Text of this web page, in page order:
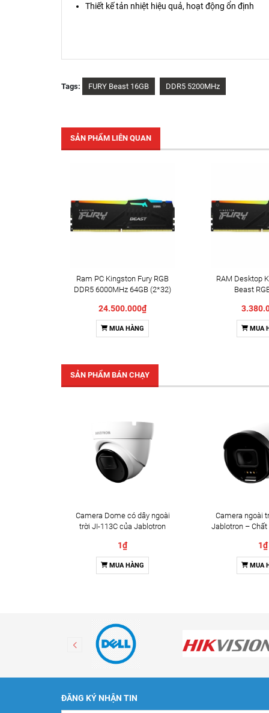
Thiết kế tản nhiệt hiệu quả, hoạt động ổn định
Tags: FURY Beast 16GB DDR5 5200MHz
SẢN PHẨM LIÊN QUAN
Ram PC Kingston Fury RGB
DDR5 6000MHz 64GB (2*32)
24.500.000₫
MUA HÀNG
RAM Desktop
Beast
32/
32GB
MUA
SẢN PHẨM BÁN CHẠY
Camera Dome có dây ngoài
trời JI-113C của Jablotron
1₫
MUA HÀNG
Camera ngoài
Jablotron –
1₫
MUA
ĐĂNG KÝ NHẬN TIN